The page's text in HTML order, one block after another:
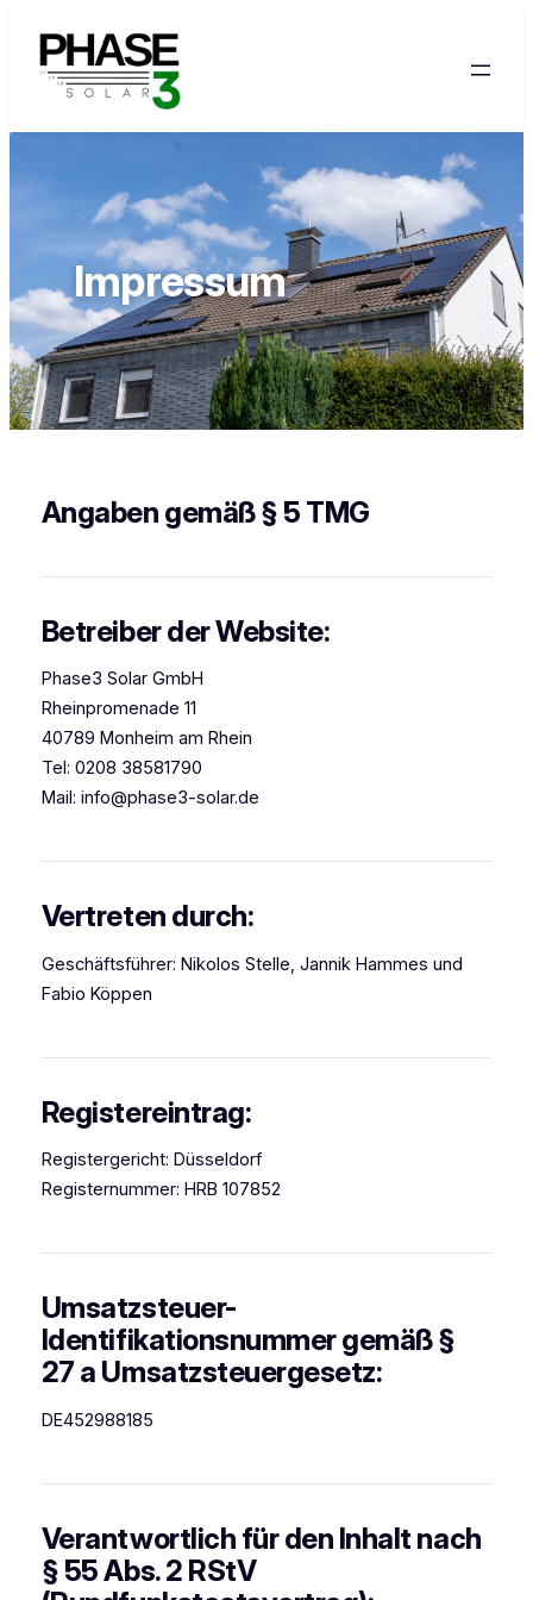
Inhalt
springen
Impressum
Angaben gemäß § 5 TMG
Betreiber der Website:
Phase3 Solar GmbH
Rheinpromenade 11
40789 Monheim am Rhein
Tel: 0208 38581790
Mail: info@phase3-solar.de
Vertreten durch:
Geschäftsführer: Nikolos Stelle, Jannik Hammes und
Fabio Köppen
Registereintrag:
Registergericht: Düsseldorf
Registernummer: HRB 107852
Umsatzsteuer-
Identifikationsnummer gemäß §
27 a Umsatzsteuergesetz:
DE452988185
Verantwortlich für den Inhalt nach
§ 55 Abs. 2 RStV